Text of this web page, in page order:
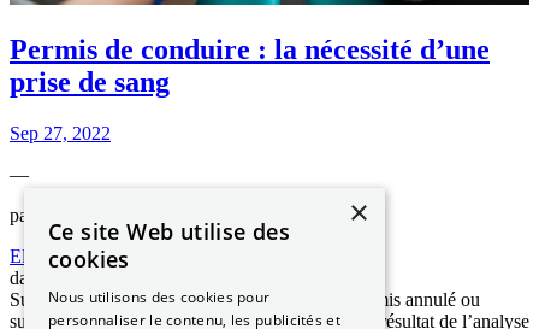
Permis de conduire : la nécessité d’une
prise de sang
Sep 27, 2022
—
par
Elizabeth NGUYEN
dans
Suite à une infraction pour alcoolémie ou un permis annulé ou
suspendu, une prise de sang peut être exigée. Le résultat de l’analyse
×
Ce site Web utilise des
cookies
Nous utilisons des cookies pour
personnaliser le contenu, les publicités et